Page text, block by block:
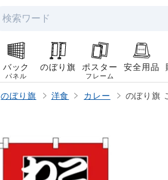
検索
バック
パネル
のぼり旗 ポスター
フレーム
安全用品
のぼり旗 洋食 カレー のぼり旗